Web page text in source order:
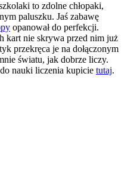
to zdolne chłopaki,
paluszku. Jaś zabawę
opanował do perfekcji.
kart nie skrywa przed nim już
przekręca je na dołączonym
światu, jak dobrze liczy.
nauki liczenia kupicie tutaj.